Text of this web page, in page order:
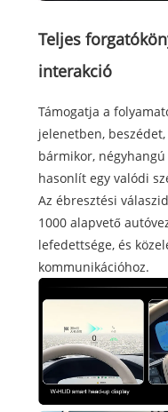
Teljes
interakció
Támogatja a
jelenetben,
bármikor,
hasonlít egy valódi
Az ébresztési
1000 alapvető
lefedettsége, és
kommunikációhoz.